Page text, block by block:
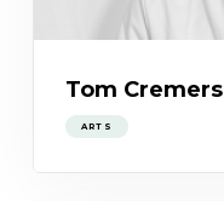
Tom Cremers
ARTS